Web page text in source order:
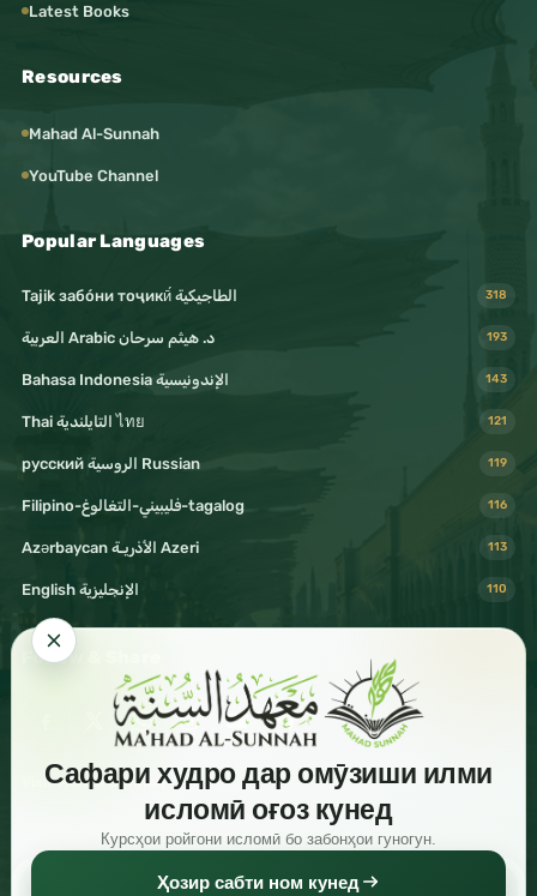
Сафари худро дар омӯзиши илми
исломӣ оғоз кунед
Курсҳои ройгони исломӣ бо забонҳои гуногун.
Ҳозир сабти ном кунед
Latest Books
Resources
Mahad Al-Sunnah
YouTube Channel
Popular Languages
Tajik забо́ни тоҷикӣ́ الطاجيكية 318
د. هيثم سرحان Arabic العربية 193
Bahasa Indonesia الإندونيسية 143
Thai التايلندية ไทย 121
русский الروسية Russian 119
Filipino-فليبيني-التغالوغ-tagalog 116
Azərbaycan الأذريـة Azeri 113
English الإنجليزية 110
Follow & Share
Visit Mahad Sunnah